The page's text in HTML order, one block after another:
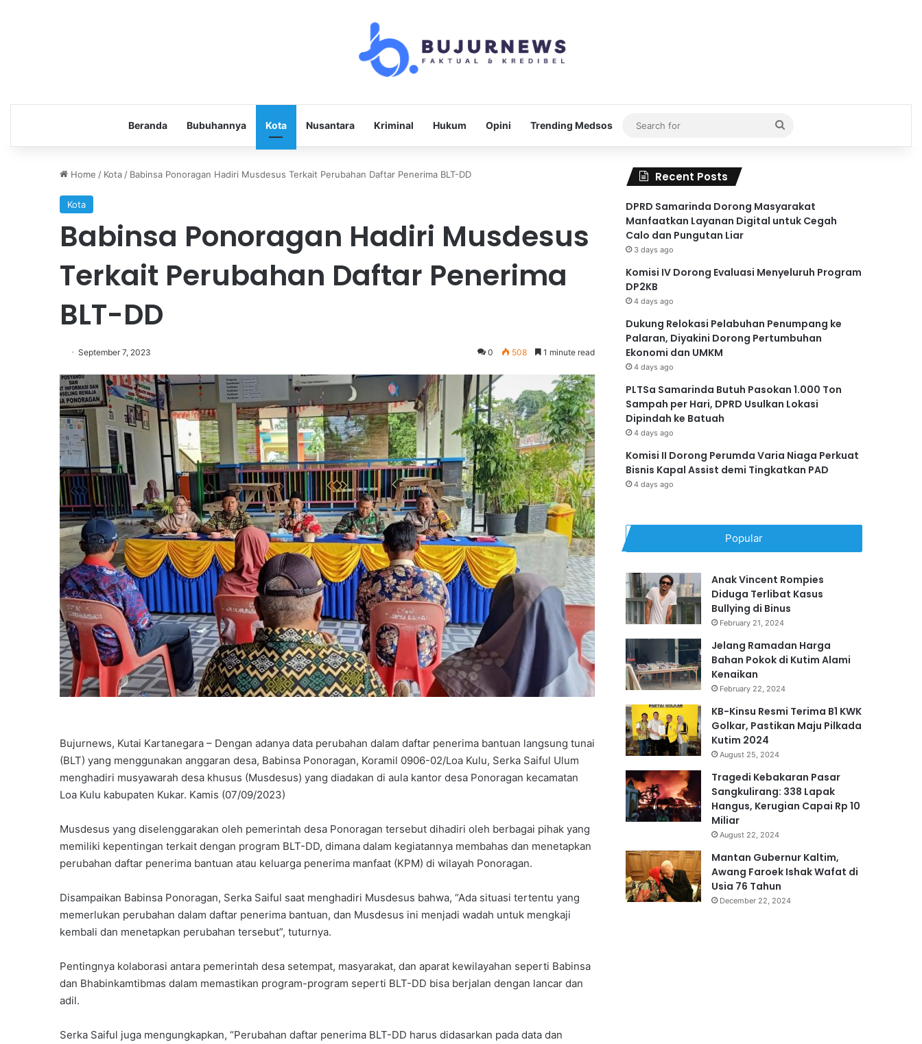
Beranda Bubuhannya Kota Nusantara Kriminal Hukum Opini Trending Medsos
Search
for
Home / Kota / Babinsa Ponoragan Hadiri Musdesus Terkait Perubahan Daftar Penerima BLT-DD
Kota
Babinsa Ponoragan Hadiri Musdesus
Terkait Perubahan Daftar Penerima
BLT-DD
September 7, 2023 0 508 1 minute read
Bujurnews, Kutai Kartanegara – Dengan adanya data perubahan dalam daftar penerima bantuan langsung tunai
(BLT) yang menggunakan anggaran desa, Babinsa Ponoragan, Koramil 0906-02/Loa Kulu, Serka Saiful Ulum
menghadiri musyawarah desa khusus (Musdesus) yang diadakan di aula kantor desa Ponoragan kecamatan
Loa Kulu kabupaten Kukar. Kamis (07/09/2023)
Musdesus yang diselenggarakan oleh pemerintah desa Ponoragan tersebut dihadiri oleh berbagai pihak yang
memiliki kepentingan terkait dengan program BLT-DD, dimana dalam kegiatannya membahas dan menetapkan
perubahan daftar penerima bantuan atau keluarga penerima manfaat (KPM) di wilayah Ponoragan.
Disampaikan Babinsa Ponoragan, Serka Saiful saat menghadiri Musdesus bahwa, “Ada situasi tertentu yang
memerlukan perubahan dalam daftar penerima bantuan, dan Musdesus ini menjadi wadah untuk mengkaji
kembali dan menetapkan perubahan tersebut”, tuturnya.
Pentingnya kolaborasi antara pemerintah desa setempat, masyarakat, dan aparat kewilayahan seperti Babinsa
dan Bhabinkamtibmas dalam memastikan program-program seperti BLT-DD bisa berjalan dengan lancar dan
adil.
Serka Saiful juga mengungkapkan, “Perubahan daftar penerima BLT-DD harus didasarkan pada data dan
Recent Posts
DPRD Samarinda Dorong Masyarakat
Manfaatkan Layanan Digital untuk Cegah
Calo dan Pungutan Liar
3 days ago
Komisi IV Dorong Evaluasi Menyeluruh Program
DP2KB
4 days ago
Dukung Relokasi Pelabuhan Penumpang ke
Palaran, Diyakini Dorong Pertumbuhan
Ekonomi dan UMKM
4 days ago
PLTSa Samarinda Butuh Pasokan 1.000 Ton
Sampah per Hari, DPRD Usulkan Lokasi
Dipindah ke Batuah
4 days ago
Komisi II Dorong Perumda Varia Niaga Perkuat
Bisnis Kapal Assist demi Tingkatkan PAD
4 days ago
Popular
Anak Vincent Rompies
Diduga Terlibat Kasus
Bullying di Binus
February 21, 2024
Jelang Ramadan Harga
Bahan Pokok di Kutim Alami
Kenaikan
February 22, 2024
KB-Kinsu Resmi Terima B1 KWK
Golkar, Pastikan Maju Pilkada
Kutim 2024
August 25, 2024
Tragedi Kebakaran Pasar
Sangkulirang: 338 Lapak
Hangus, Kerugian Capai Rp 10
Miliar
August 22, 2024
Mantan Gubernur Kaltim,
Awang Faroek Ishak Wafat di
Usia 76 Tahun
December 22, 2024